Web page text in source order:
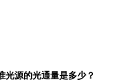
光源的光通量是多少？